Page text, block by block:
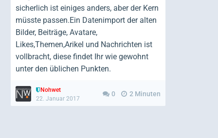
sicherlich ist einiges anders, aber der Kern
müsste passen.Ein Datenimport der alten
Bilder, Beiträge, Avatare,
Likes,Themen,Arikel und Nachrichten ist
vollbracht, diese findet Ihr wie gewohnt
unter den üblichen Punkten.
Nohwet
22. Januar 2017
0 2 Minuten